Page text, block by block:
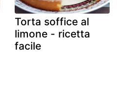
Torta soffice al
limone - ricetta
facile